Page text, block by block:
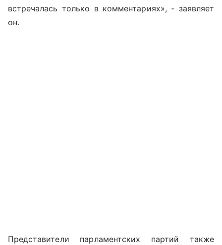
встречалась только в комментариях», - заявляет
он.
Представители парламентских партий также